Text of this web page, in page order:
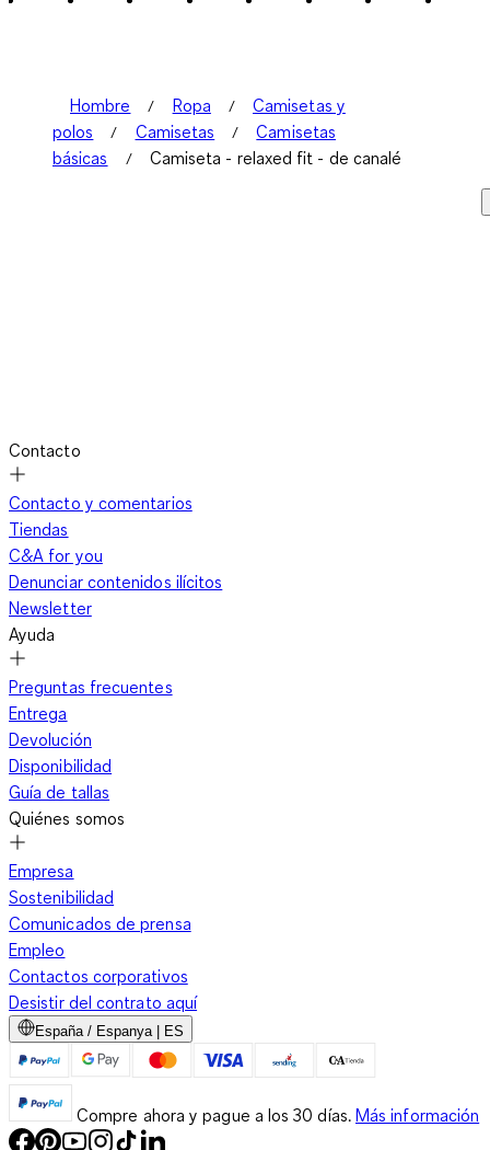
Hombre Ropa
Camisetas y
polos
Camisetas
Camisetas
básicas
Camiseta - relaxed fit - de canalé
Contacto
Contacto y comentarios
Tiendas
C&A for you
Denunciar contenidos ilícitos
Newsletter
Ayuda
Preguntas frecuentes
Entrega
Devolución
Disponibilidad
Guía de tallas
Quiénes somos
Empresa
Sostenibilidad
Comunicados de prensa
Empleo
Contactos corporativos
Desistir del contrato aquí
España / Espanya | ES
Compre ahora y pague a los 30 días. Más información